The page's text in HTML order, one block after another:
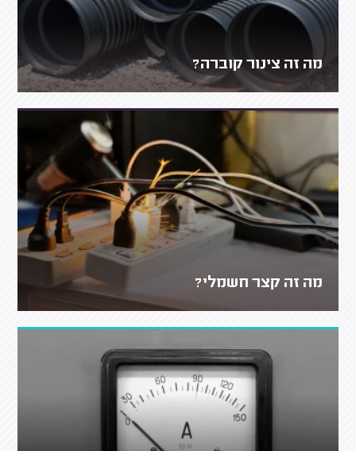
מה זה צינור קוברה?
מה זה קצר חשמלי?